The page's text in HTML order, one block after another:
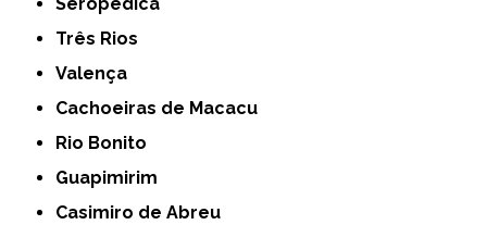
Seropédica
Três Rios
Valença
Cachoeiras de Macacu
Rio Bonito
Guapimirim
Casimiro de Abreu